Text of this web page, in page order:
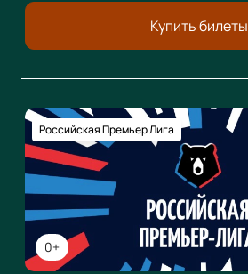
Купить билеты
0+
Российская Премьер Лига